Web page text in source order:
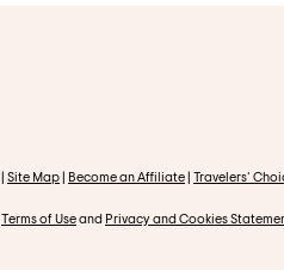
| Site Map| Become an Affiliate| Travelers'
Terms of Useand Privacy and Cookies